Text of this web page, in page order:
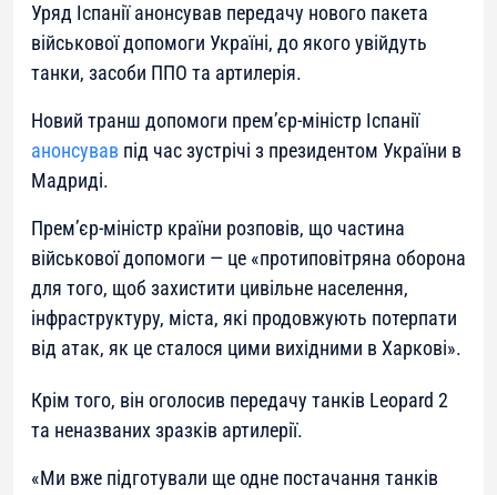
Уряд Іспанії анонсував передачу нового пакета
військової допомоги Україні, до якого увійдуть
танки, засоби ППО та артилерія.
Новий транш допомоги прем’єр-міністр Іспанії
анонсував під час зустрічі з президентом України в
Мадриді.
Прем’єр-міністр країни розповів, що частина
військової допомоги — це «протиповітряна оборона
для того, щоб захистити цивільне населення,
інфраструктуру, міста, які продовжують потерпати
від атак, як це сталося цими вихідними в Харкові».
Крім того, він оголосив передачу танків Leopard 2
та неназваних зразків артилерії.
«Ми вже підготували ще одне постачання танків